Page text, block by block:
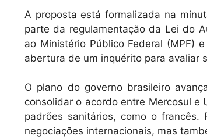
A proposta está formalizada na
parte da regulamentação da Lei do
ao Ministério Público Federal (MPF)
abertura de um inquérito para avaliar
O plano do governo brasileiro
consolidar o acordo entre Mercosul e
padrões sanitários, como o francês.
negociações internacionais, mas